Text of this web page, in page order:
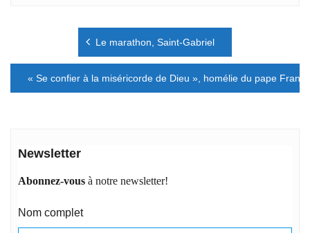
Navigation
l’article
Le marathon, Saint-Gabriel
« Se confier à la miséricorde de Dieu », homélie du pape
Newsletter
Abonnez-vous à notre newsletter!
Nom complet